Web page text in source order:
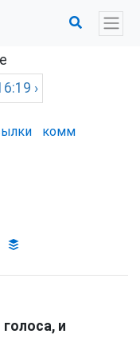
›
комм
и